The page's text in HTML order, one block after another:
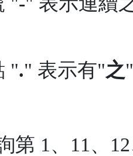
"." 表示有"之
第 1、11、